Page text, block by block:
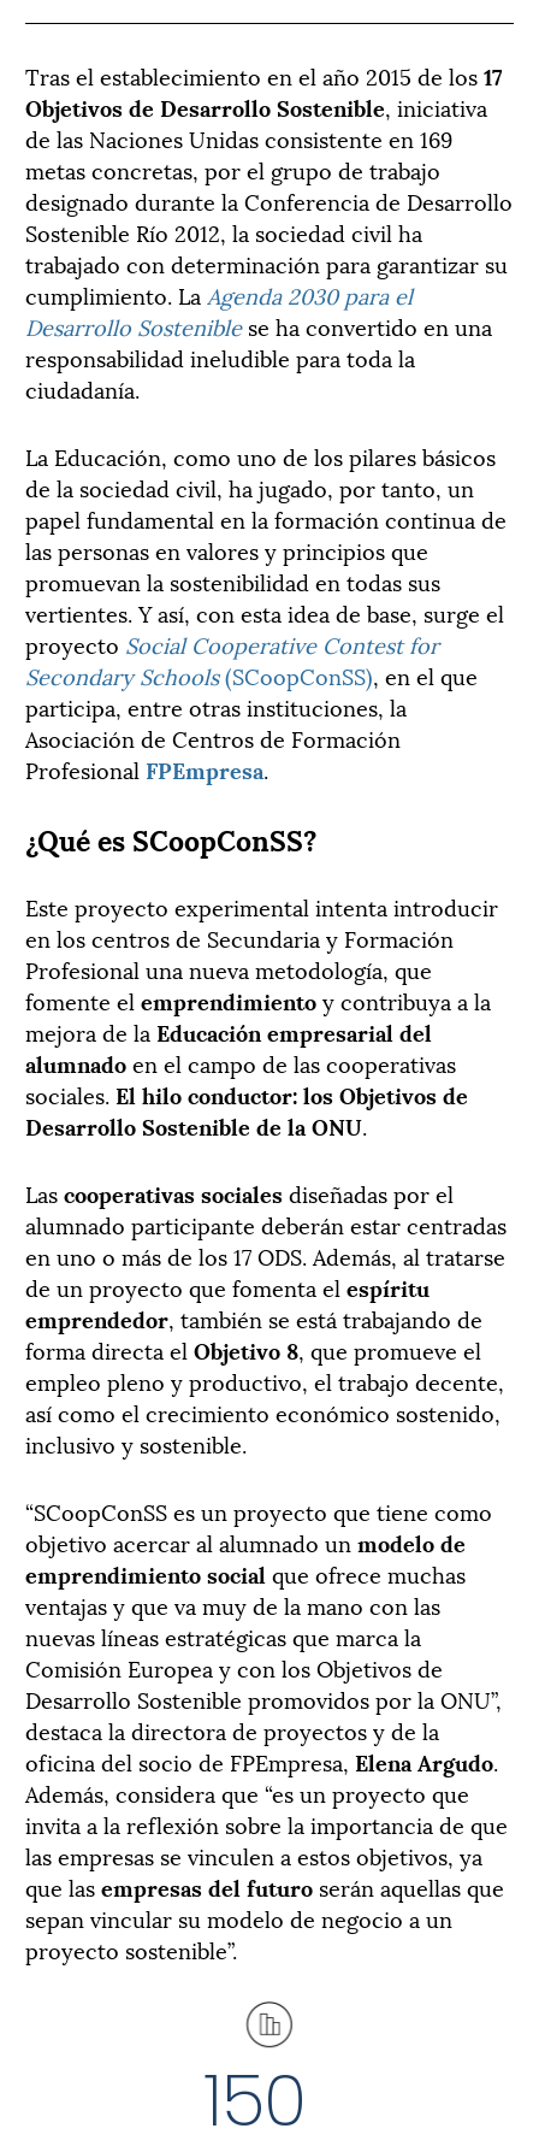
Tras el establecimiento en el año 2015 de los17
Objetivos de Desarrollo Sostenible, iniciativa
de las Naciones Unidas consistente en 169
metas concretas, por el grupo de trabajo
designado durante la Conferencia de Desarrollo
Sostenible Río 2012, la sociedad civil ha
trabajado con determinación para garantizar su
cumplimiento. La Agenda 2030 para el
Desarrollo Sosteniblese ha convertido en una
responsabilidad ineludible para toda la
ciudadanía.
La Educación, como uno de los pilares básicos
de la sociedad civil, ha jugado, por tanto, un
papel fundamental en la formación continua de
las personas en valores y principios que
promuevan la sostenibilidad en todas sus
vertientes. Y así, con esta idea de base, surge el
proyecto Social Cooperative Contest for
Secondary Schools(SCoopConSS), en el que
participa, entre otras instituciones, la
Asociación de Centros de Formación
Profesional FPEmpresa.
¿Qué es SCoopConSS?
Este proyecto experimental intenta introducir
en los centros de Secundaria y Formación
Profesional una nueva metodología, que
fomente el emprendimientoy contribuya a la
mejora de la Educación empresarial del
alumnadoen el campo de las cooperativas
sociales.El hilo conductor: los Objetivos de
Desarrollo Sostenible de la ONU.
Lascooperativas socialesdiseñadas por el
alumnado participante deberán estar centradas
en uno o más de los 17 ODS. Además, al tratarse
de un proyecto que fomenta el espíritu
emprendedor, también se está trabajando de
forma directa el Objetivo 8, que promueve el
empleo pleno y productivo, el trabajo decente,
así como el crecimiento económico sostenido,
inclusivo y sostenible.
“SCoopConSS es un proyecto que tiene como
objetivo acercar al alumnado un modelo de
emprendimiento social que ofrece muchas
ventajas y que va muy de la mano con las
nuevas líneas estratégicas que marca la
Comisión Europea y con los Objetivos de
Desarrollo Sostenible promovidos por la ONU”,
destaca la directora de proyectos y de la
oficina del socio de FPEmpresa, Elena Argudo.
Además, considera que “es un proyecto que
invita a la reflexión sobre la importancia de que
las empresas se vinculen a estos objetivos, ya
que lasempresas del futuro serán aquellas que
sepan vincular su modelo de negocio a un
proyecto sostenible”.
150